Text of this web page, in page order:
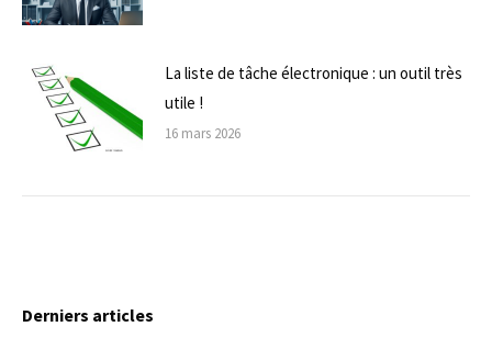
La liste de tâche électronique : un outil très
utile !
16 mars 2026
Derniers articles